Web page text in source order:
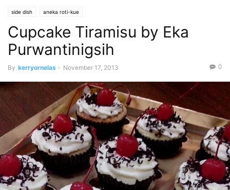
side dish aneka roti-kue
Cupcake Tiramisu by Eka
Purwantinigsih
By kerryornelas - November 17, 2013 0